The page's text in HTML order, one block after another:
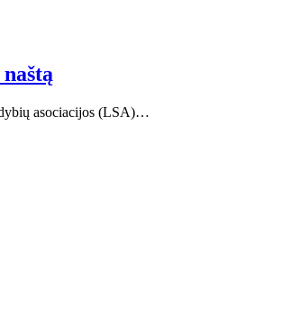
asociacijos (LSA)…